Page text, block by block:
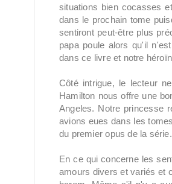
situations bien cocasses
dans le prochain tome
sentiront peut-être plus
papa poule alors qu'il
dans ce livre et notre
Côté intrigue, le lecteur
Hamilton nous offre une
Angeles. Notre princesse
avions eues dans les
du premier opus de la série.
En ce qui concerne les
amours divers et variés et